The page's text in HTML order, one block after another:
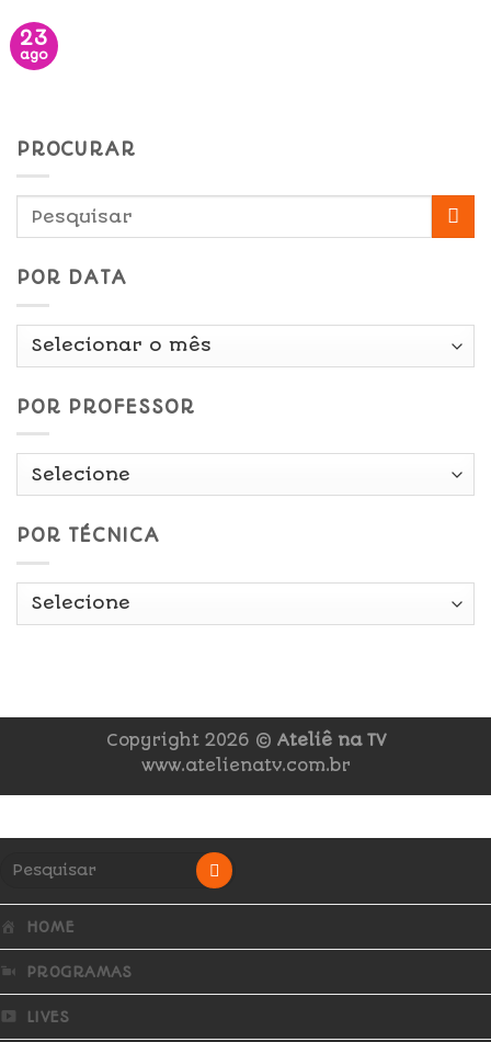
23
ago
PROCURAR
POR DATA
Por
POR PROFESSOR
POR TÉCNICA
Copyright 2026 © Ateliê na TV
www.atelienatv.com.br
HOME
PROGRAMAS
LIVES